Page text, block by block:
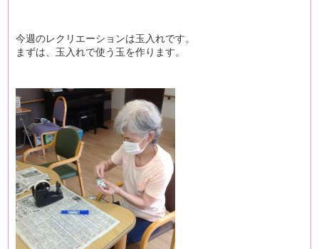
今週のレクリエーションは玉入れです。
まずは、玉入れで使う玉を作ります。